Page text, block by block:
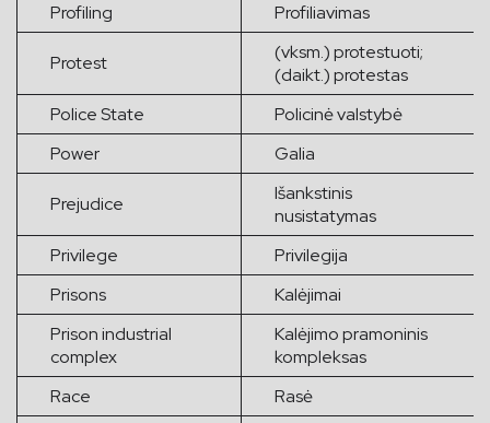
Profiling
Profiliavimas
Protest
(vksm.) protestuoti;
(daikt.) protestas
Police State
Policinė valstybė
Power
Galia
Prejudice
Išankstinis
nusistatymas
Privilege
Privilegija
Prisons
Kalėjimai
Prison industrial
complex
Kalėjimo pramoninis
kompleksas
Race
Rasė